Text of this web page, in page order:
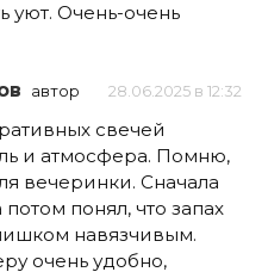
уют. Очень-очень
автор 28.06.2025 в 12:32
свечей
и атмосфера. Помню,
вечеринки. Сначала
понял, что запах
навязчивым.
очень удобно,